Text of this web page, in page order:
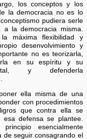
los conceptos y los
la democracia no es lo
pudiera serle
la democracia misma.
máxima flexibilidad y
desenvolvimiento y
no es teorizarla,
en su espíritu y su
y defenderla
ella misma de una
con procedimientos
que contra ella se
defensa se plantee.
esencialmente
seguir consagrando el